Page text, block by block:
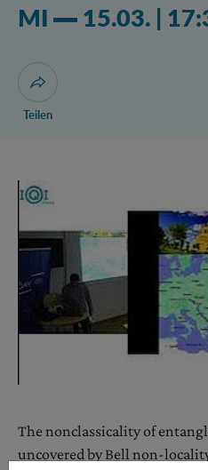
Mittwoch 15.03.2023 05:03
MI 15.03. |
Dialog zum Teilen der Seite
Teilen
The nonclassicality of
uncovered by Bell non-